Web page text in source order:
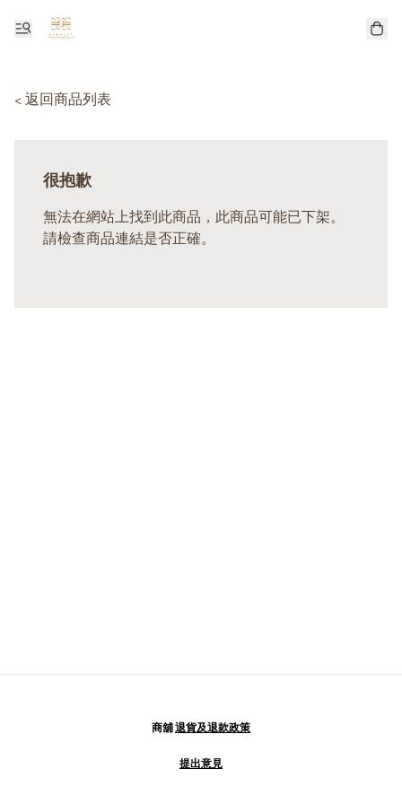
< 返回商品列表
很抱歉
無法在網站上找到此商品，此商品可能已下架。
請檢查商品連結是否正確。
商舖退貨及退款政策
提出意見